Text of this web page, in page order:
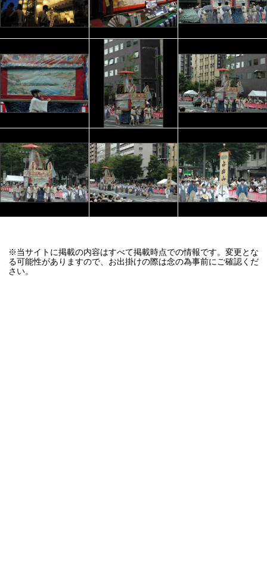
※当サイトに掲載の内容はすべて掲載時点での情報です。変更とな
る可能性がありますので、お出掛けの際は念の為事前にご確認くだ
さい。